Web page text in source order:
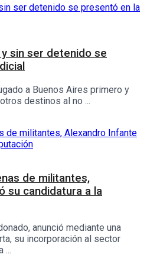
sin ser detenido se
a Buenos Aires primero y
destinos al no ...
de militantes,
su candidatura a la
anunció mediante una
su incorporación al sector
...